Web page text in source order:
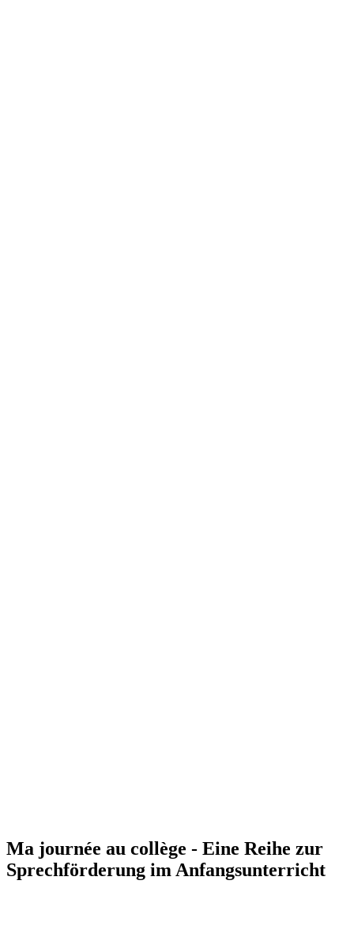
Ma journée au collège - Eine Reihe zur
Sprechförderung im Anfangsunterricht